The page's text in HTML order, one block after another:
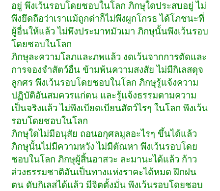
อยู่ พึงเว้นรอบโดยชอบในโลก ภิกษุใดประสบอยู่ ไม่
พึงยึดถือว่าเราแม้ถูกด่าก็ไม่พึงผูกโกรธ ได้โภชนะที่
ผู้อื่นให้แล้ว ไม่พึงประมาทมัวเมา ภิกษุนั้นพึงเว้นรอบ
โดยชอบในโลก
ภิกษุละความโลภและภพแล้ว งดเว้นจากการตัดและ
การจองจำสัตว์อื่น ข้ามพ้นความสงสัย ไม่มีกิเลสดุจ
ลูกศร พึงเว้นรอบโดยชอบในโลก ภิกษุรู้แจ้งความ
ปฏิบัติอันสมควรแก่ตน และรู้แจ้งธรรมตามความ
เป็นจริงแล้ว ไม่พึงเบียดเบียนสัตว์ไรๆ ในโลก พึงเว้น
รอบโดยชอบในโลก
ภิกษุใดไม่มีอนุสัย ถอนอกุศลมูลอะไรๆ ขึ้นได้แล้ว
ภิกษุนั้นไม่มีความหวัง ไม่มีตัณหา พึงเว้นรอบโดย
ชอบในโลก ภิกษุผู้สิ้นอาสวะ ละมานะได้แล้ว ก้าว
ล่วงธรรมชาติอันเป็นทางแห่งราคะได้หมด ฝึกฝน
ตน ดับกิเลสได้แล้ว มีจิตตั้งมั่น พึงเว้นรอบโดยชอบ